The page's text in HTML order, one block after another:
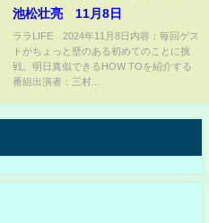
池松壮亮 11月8日
ララLIFE 2024年11月8日内容：毎回ゲス
トがちょっと壁のある初めてのことに挑
戦。明日真似できるHOW TOを紹介する
番組出演者：三村...